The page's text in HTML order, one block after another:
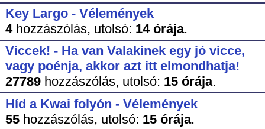
Key Largo - Vélemények
4hozzászólás, utolsó: 14 órája.
Viccek! - Ha van Valakinek egy jó vicce,
vagy poénja, akkor azt itt elmondhatja!
27789hozzászólás, utolsó: 15 órája.
Híd a Kwai folyón - Vélemények
55hozzászólás, utolsó: 15 órája.